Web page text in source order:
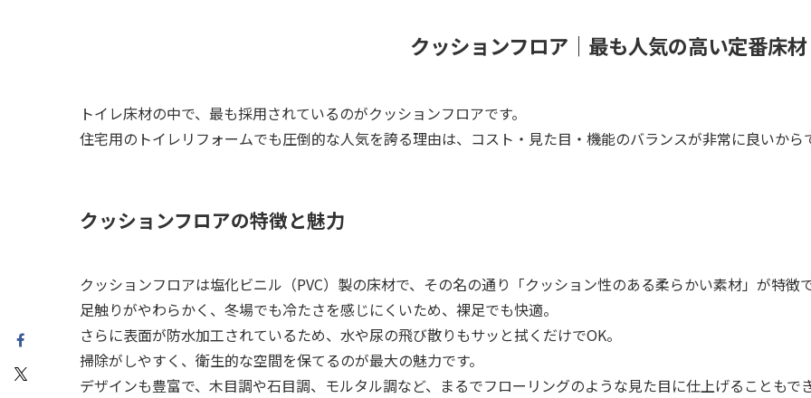
クッションフロア｜最も人気の高い定番床材
トイレ床材の中で、最も採用されているのがクッションフロアです。
住宅用のトイレリフォームでも圧倒的な人気を誇る理由は、コスト・見た目・機能のバランスが非常に良いから
クッションフロアの特徴と魅力
クッションフロアは塩化ビニル（PVC）製の床材で、その名の通り「クッション性のある柔らかい素材」が特徴で
足触りがやわらかく、冬場でも冷たさを感じにくいため、裸足でも快適。
さらに表面が防水加工されているため、水や尿の飛び散りもサッと拭くだけでOK。
掃除がしやすく、衛生的な空間を保てるのが最大の魅力です。
デザインも豊富で、木目調や石目調、モルタル調など、まるでフローリングのような見た目に仕上げることもでき